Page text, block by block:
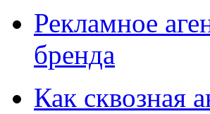
Рекламное
бренда
Как сквозная